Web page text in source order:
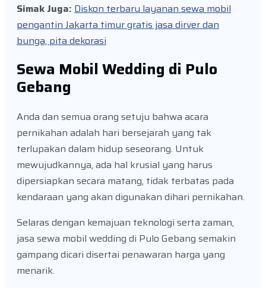
Simak Juga: Diskon terbaru layanan sewa mobil
pengantin Jakarta timur gratis jasa dirver dan
bunga, pita dekorasi
Sewa Mobil Wedding di Pulo
Gebang
Anda dan semua orang setuju bahwa acara
pernikahan adalah hari bersejarah yang tak
terlupakan dalam hidup seseorang. Untuk
mewujudkannya, ada hal krusial yang harus
dipersiapkan secara matang, tidak terbatas pada
kendaraan yang akan digunakan dihari pernikahan.
Selaras dengan kemajuan teknologi serta zaman,
jasa sewa mobil wedding di Pulo Gebang semakin
gampang dicari disertai penawaran harga yang
menarik.